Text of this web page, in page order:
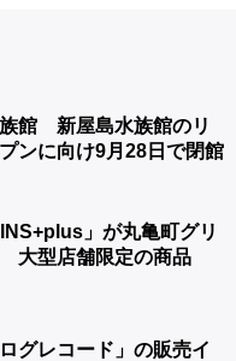
館 新屋島水族館のリ
ンに向け9月28日で閉館
」が丸亀町グリ
大型店舗限定の商品
グレコード」の販売イ